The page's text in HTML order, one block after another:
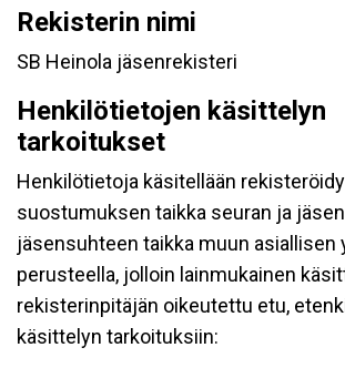
Rekisterin nimi
SB Heinola jäsenrekisteri
Henkilötietojen käsittelyn
tarkoitukset
Henkilötietoja käsitellään
suostumuksen taikka seuran ja
jäsensuhteen taikka muun asiallisen
perusteella, jolloin lainmukainen
rekisterinpitäjän oikeutettu etu,
käsittelyn tarkoituksiin: